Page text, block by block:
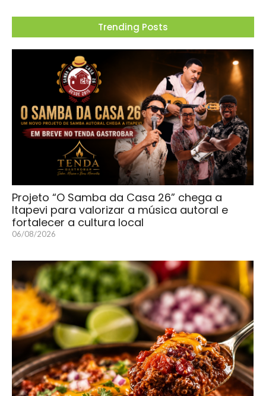
Trending Posts
Projeto “O Samba da Casa 26” chega a
Itapevi para valorizar a música autoral e
fortalecer a cultura local
06/08/2026